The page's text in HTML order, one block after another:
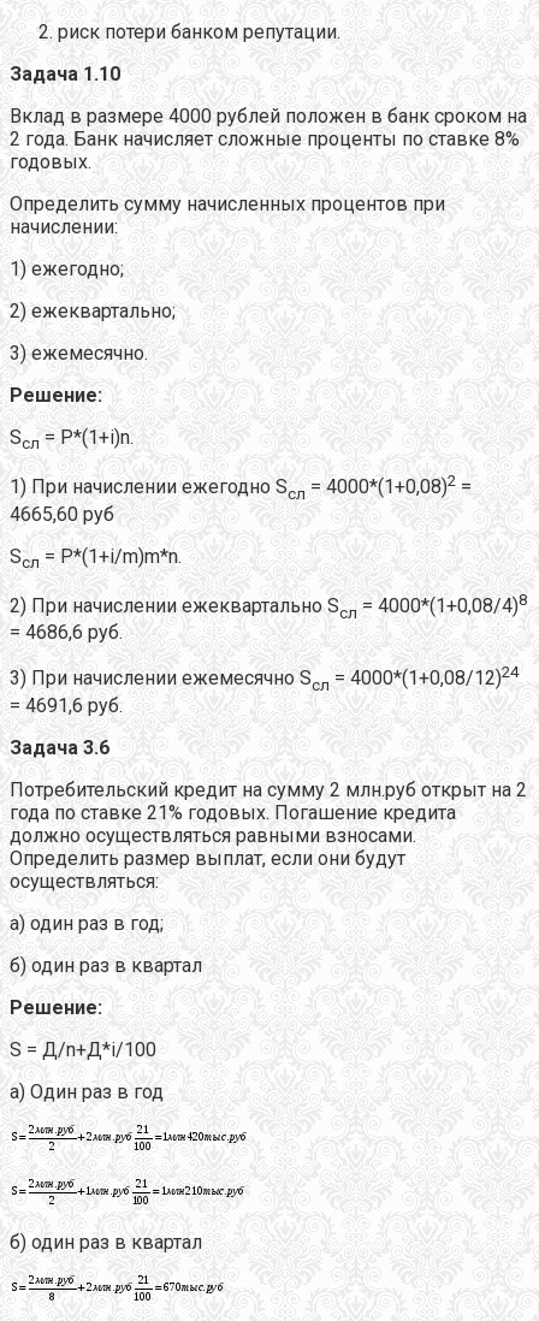
риск потери банком репутации.
Задача 1.10
Вклад в размере 4000 рублей положен в банк сроком на
2 года. Банк начисляет сложные проценты по ставке 8%
годовых.
Определить сумму начисленных процентов при
начислении:
1) ежегодно;
2) ежеквартально;
3) ежемесячно.
Решение:
Sсл = P*(1+i)n.
1) При начислении ежегодно Sсл = 4000*(1+0,08)2 =
4665,60 руб
Sсл = P*(1+i/m)m*n.
2) При начислении ежеквартально Sсл = 4000*(1+0,08/4)8
= 4686,6 руб.
3) При начислении ежемесячно Sсл = 4000*(1+0,08/12)24
= 4691,6 руб.
Задача 3.6
Потребительский кредит на сумму 2 млн.руб открыт на 2
года по ставке 21% годовых. Погашение кредита
должно осуществляться равными взносами.
Определить размер выплат, если они будут
осуществляться:
а) один раз в год;
б) один раз в квартал
Решение:
S = Д/n+Д*i/100
а) Один раз в год
б) один раз в квартал